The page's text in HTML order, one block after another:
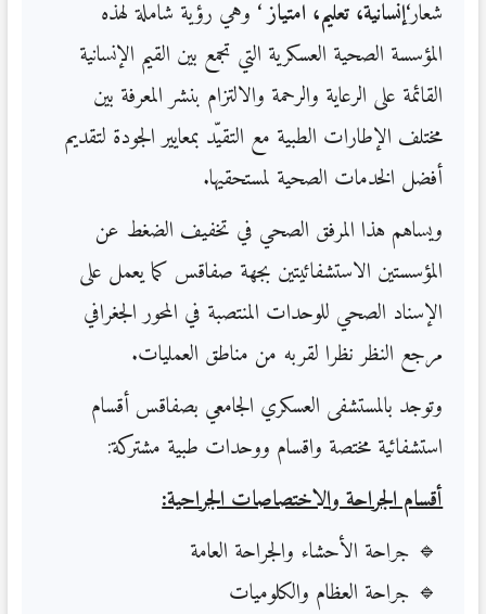
شعار‘إنسانية، تعليم، امتياز‘ وهي رؤية شاملة لهذه
المؤسسة الصحية العسكرية التي تجمع بين القيم الإنسانية
القائمة على الرعاية والرحمة والالتزام بنشر المعرفة بين
مختلف الإطارات الطبية مع التقيّد بمعايير الجودة لتقديم
أفضل الخدمات الصحية لمستحقيها.
ويساهم هذا المرفق الصحي في تخفيف الضغط عن
المؤسستين الاستشفائيتين بجهة صفاقس كما يعمل على
الإسناد الصحي للوحدات المنتصبة في المحور الجغرافي
مرجع النظر نظرا لقربه من مناطق العمليات.
وتوجد بالمستشفى العسكري الجامعي بصفاقس أقسام
استشفائية مختصة واقسام ووحدات طبية مشتركة:
أقسام الجراحة والاختصاصات الجراحية:
جراحة الأحشاء والجراحة العامة
جراحة العظام والكلوميات